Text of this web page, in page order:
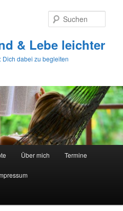
& Lebe leichter
Dich dabei zu begleiten
Über mich Termine